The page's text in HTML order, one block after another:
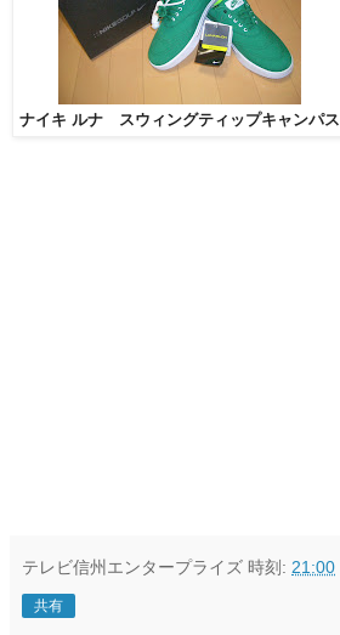
ナイキ ルナ スウィングティップキャンパス
テレビ信州エンタープライズ 時刻: 21:00
共有